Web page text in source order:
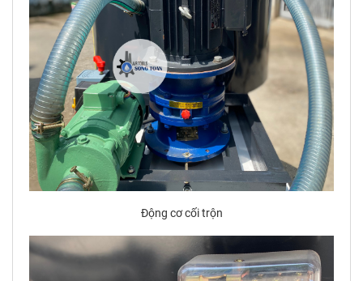
Động cơ cối trộn